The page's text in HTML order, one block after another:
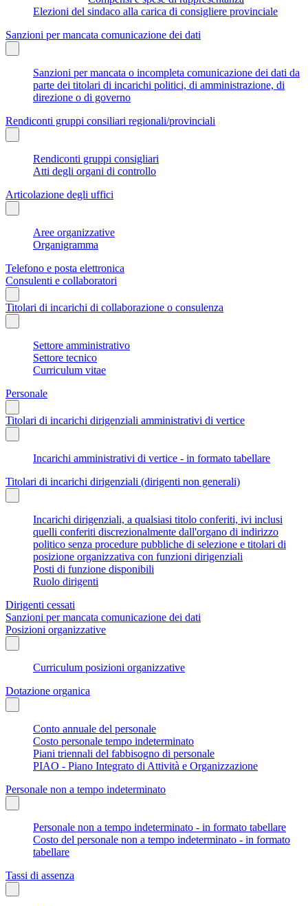
Elezioni del sindaco alla carica di consigliere provinciale
Sanzioni per mancata comunicazione dei dati
Sanzioni per mancata o incompleta comunicazione dei dati da
parte dei titolari di incarichi politici, di amministrazione, di
direzione o di governo
Rendiconti gruppi consiliari regionali/provinciali
Rendiconti gruppi consigliari
Atti degli organi di controllo
Articolazione degli uffici
Aree organizzative
Organigramma
Telefono e posta elettronica
Consulenti e collaboratori
Titolari di incarichi di collaborazione o consulenza
Settore amministrativo
Settore tecnico
Curriculum vitae
Personale
Titolari di incarichi dirigenziali amministrativi di vertice
Incarichi amministrativi di vertice - in formato tabellare
Titolari di incarichi dirigenziali (dirigenti non generali)
Incarichi dirigenziali, a qualsiasi titolo conferiti, ivi inclusi
quelli conferiti discrezionalmente dall'organo di indirizzo
politico senza procedure pubbliche di selezione e titolari di
posizione organizzativa con funzioni dirigenziali
Posti di funzione disponibili
Ruolo dirigenti
Dirigenti cessati
Sanzioni per mancata comunicazione dei dati
Posizioni organizzative
Curriculum posizioni organizzative
Dotazione organica
Conto annuale del personale
Costo personale tempo indeterminato
Piani triennali del fabbisogno di personale
PIAO - Piano Integrato di Attività e Organizzazione
Personale non a tempo indeterminato
Personale non a tempo indeterminato - in formato tabellare
Costo del personale non a tempo indeterminato - in formato
tabellare
Tassi di assenza